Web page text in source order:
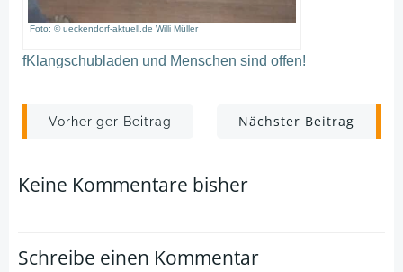
Foto: © ueckendorf-aktuell.de Willi Müller
fKlangschubladen und Menschen sind offen!
Post
navigation
Vorheriger Beitrag
Post
navigation
Nächster Beitrag
Keine Kommentare bisher
Schreibe einen Kommentar